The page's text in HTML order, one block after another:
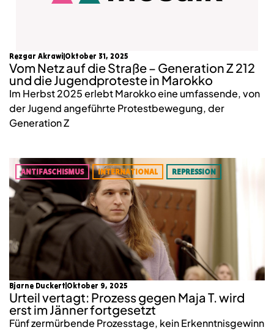
Rezgar Akrawi Oktober 31, 2025
Vom Netz auf die Straße – Generation Z 212
und die Jugendproteste in Marokko
Im Herbst 2025 erlebt Marokko eine umfassende, von
der Jugend angeführte Protestbewegung, der
Generation Z
ANTIFASCHISMUS INTERNATIONAL REPRESSION
Bjarne Duckert Oktober 9, 2025
Urteil vertagt: Prozess gegen Maja T. wird
erst im Jänner fortgesetzt
Fünf zermürbende Prozesstage, kein Erkenntnisgewinn